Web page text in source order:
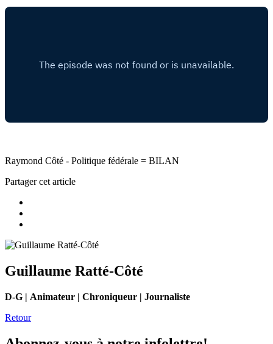
Raymond Côté - Politique fédérale = BILAN
Partager cet article
Guillaume Ratté-Côté
D-G | Animateur | Chroniqueur | Journaliste
Retour